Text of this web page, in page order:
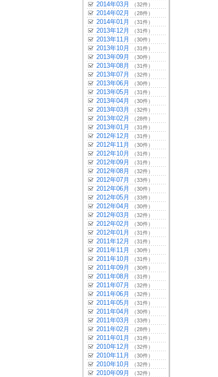
2014年03月 （32件）
2014年02月 （28件）
2014年01月 （31件）
2013年12月 （31件）
2013年11月 （30件）
2013年10月 （31件）
2013年09月 （30件）
2013年08月 （31件）
2013年07月 （32件）
2013年06月 （30件）
2013年05月 （31件）
2013年04月 （30件）
2013年03月 （32件）
2013年02月 （28件）
2013年01月 （31件）
2012年12月 （31件）
2012年11月 （30件）
2012年10月 （31件）
2012年09月 （31件）
2012年08月 （32件）
2012年07月 （33件）
2012年06月 （30件）
2012年05月 （33件）
2012年04月 （30件）
2012年03月 （32件）
2012年02月 （30件）
2012年01月 （31件）
2011年12月 （31件）
2011年11月 （30件）
2011年10月 （31件）
2011年09月 （30件）
2011年08月 （31件）
2011年07月 （32件）
2011年06月 （32件）
2011年05月 （31件）
2011年04月 （30件）
2011年03月 （33件）
2011年02月 （28件）
2011年01月 （31件）
2010年12月 （32件）
2010年11月 （30件）
2010年10月 （32件）
2010年09月 （32件）